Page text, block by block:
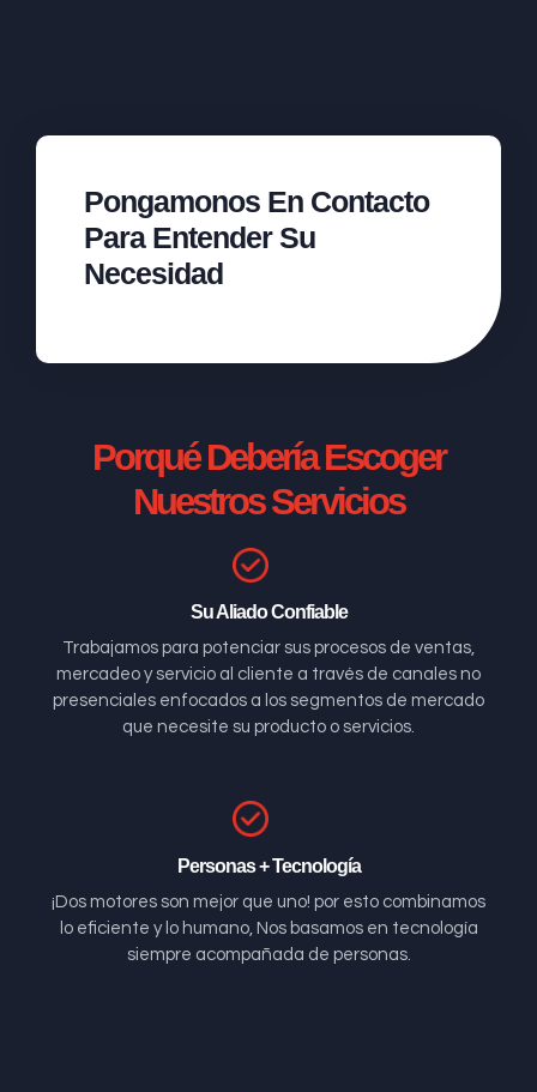
Pongamonos En Contacto
Para Entender Su
Necesidad
Porqué Debería Escoger
Nuestros Servicios
Su Aliado Confiable
Trabajamos para potenciar sus procesos de ventas,
mercadeo y servicio al cliente a través de canales no
presenciales enfocados a los segmentos de mercado
que necesite su producto o servicios.
Personas + Tecnología
¡Dos motores son mejor que uno! por esto combinamos
lo eficiente y lo humano, Nos basamos en tecnología
siempre acompañada de personas.